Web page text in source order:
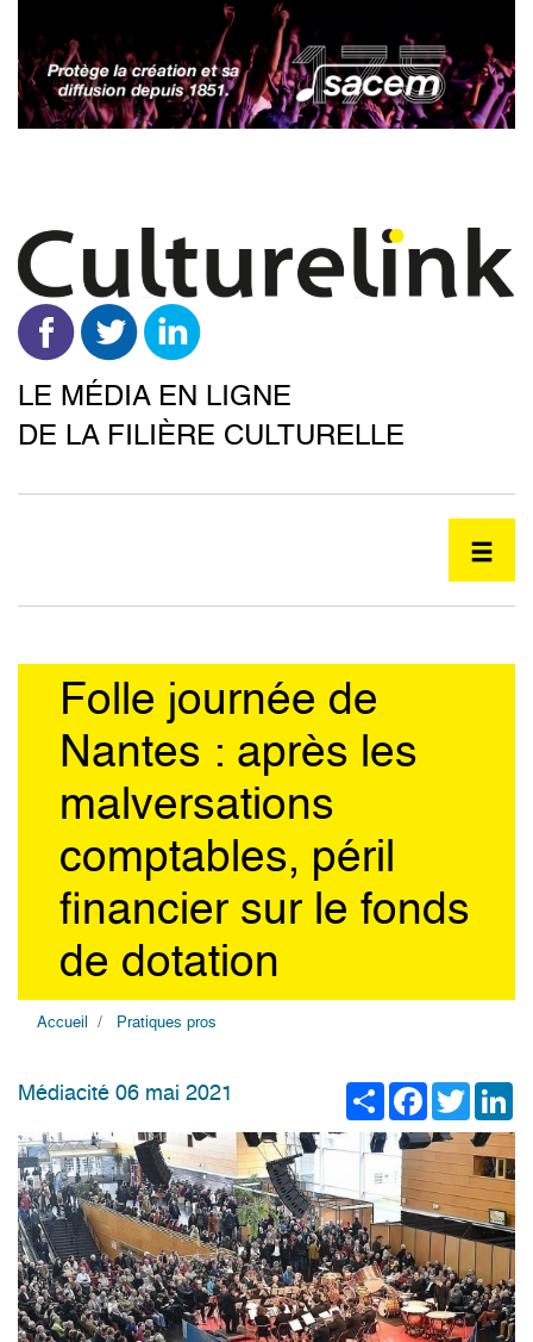
contenu
principal
LE MÉDIA EN LIGNE
DE LA FILIÈRE CULTURELLE
Folle journée de
Nantes : après les
malversations
comptables, péril
financier sur le fonds
de dotation
Accueil Pratiques pros
ShareFacebook
Twitter
Médiacité 06 mai 2021